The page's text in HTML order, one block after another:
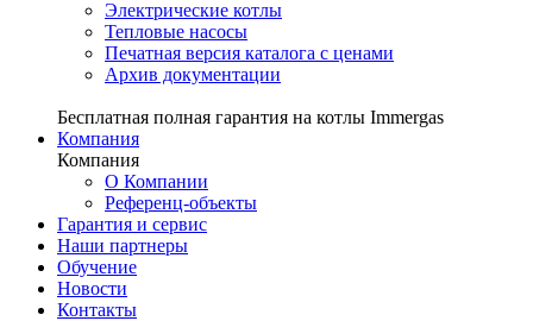
Электрические котлы
Тепловые насосы
Печатная версия каталога с ценами
Архив документации
Бесплатная полная гарантия на котлы Immergas
Компания
Компания
О Компании
Референц-объекты
Гарантия и сервис
Наши партнеры
Обучение
Новости
Контакты